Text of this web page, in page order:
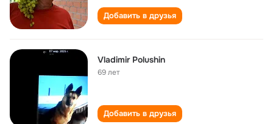
Добавить в друзья
Vladimir Polushin
69 лет
Добавить в друзья